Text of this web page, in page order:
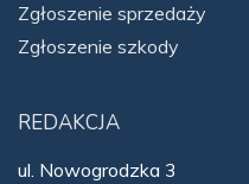
Zgłoszenie sprzedaży
Zgłoszenie szkody
REDAKCJA
ul. Nowogrodzka 3